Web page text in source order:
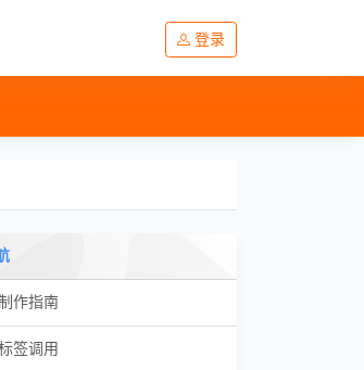
登录
作指南
签调用